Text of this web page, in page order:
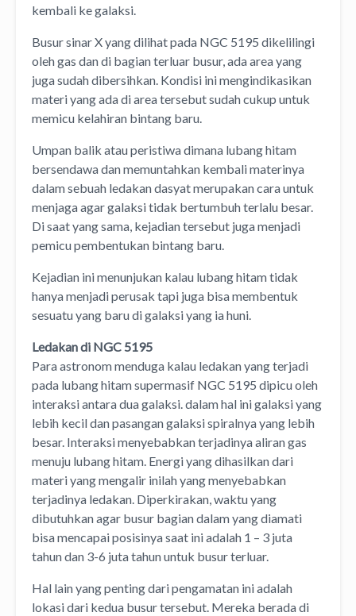
kembali ke galaksi.
Busur sinar X yang dilihat pada NGC 5195 dikelilingi
oleh gas dan di bagian terluar busur, ada area yang
juga sudah dibersihkan. Kondisi ini mengindikasikan
materi yang ada di area tersebut sudah cukup untuk
memicu kelahiran bintang baru.
Umpan balik atau peristiwa dimana lubang hitam
bersendawa dan memuntahkan kembali materinya
dalam sebuah ledakan dasyat merupakan cara untuk
menjaga agar galaksi tidak bertumbuh terlalu besar.
Di saat yang sama, kejadian tersebut juga menjadi
pemicu pembentukan bintang baru.
Kejadian ini menunjukan kalau lubang hitam tidak
hanya menjadi perusak tapi juga bisa membentuk
sesuatu yang baru di galaksi yang ia huni.
Ledakan di NGC 5195
Para astronom menduga kalau ledakan yang terjadi
pada lubang hitam supermasif NGC 5195 dipicu oleh
interaksi antara dua galaksi. dalam hal ini galaksi yang
lebih kecil dan pasangan galaksi spiralnya yang lebih
besar. Interaksi menyebabkan terjadinya aliran gas
menuju lubang hitam. Energi yang dihasilkan dari
materi yang mengalir inilah yang menyebabkan
terjadinya ledakan. Diperkirakan, waktu yang
dibutuhkan agar busur bagian dalam yang diamati
bisa mencapai posisinya saat ini adalah 1 – 3 juta
tahun dan 3-6 juta tahun untuk busur terluar.
Hal lain yang penting dari pengamatan ini adalah
lokasi dari kedua busur tersebut. Mereka berada di